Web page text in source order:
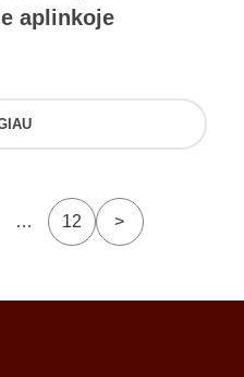
aplinkoje
… 12 >